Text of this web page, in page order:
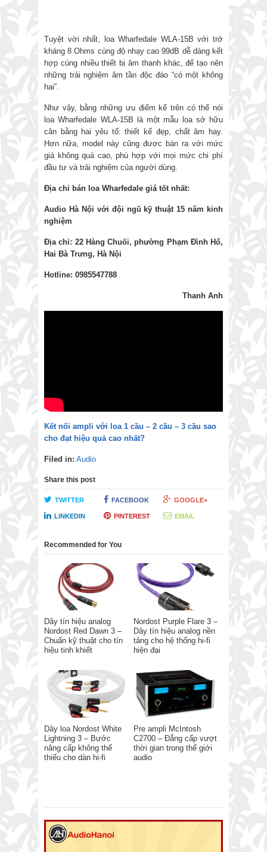
Tuyệt vời nhất, loa Wharfedale WLA-15B với trở
kháng 8 Ohms cùng độ nhạy cao 99dB dễ dàng kết
hợp cùng nhiều thiết bị âm thanh khác, để tạo nên
những trải nghiệm âm tần độc đáo “có một không
hai”.
Như vậy, bằng những ưu điểm kể trên có thể nói
loa Wharfedale WLA-15B là một mẫu loa sở hữu
cân bằng hai yêu tố: thiết kế đẹp, chất âm hay.
Hơn nữa, model này cũng được bán ra với mức
giá không quá cao, phù hợp với mọi mức chi phí
đầu tư và trải nghiệm của người dùng.
Địa chỉ bán loa Wharfedale giá tốt nhất:
Audio Hà Nội với đội ngũ kỹ thuật 15 năm kinh
nghiệm
Địa chỉ: 22 Hàng Chuối, phường Phạm Đình Hổ,
Hai Bà Trưng, Hà Nội
Hotline: 0985547788
Thanh Anh
Kết nối ampli với loa 1 cầu – 2 cầu – 3 cầu sao
cho đạt hiệu quả cao nhất?
Filed in: Audio
Share this post
TWITTER FACEBOOK GOOGLE+
LINKEDIN PINTEREST EMAIL
Recommended for You
Dây tín hiệu analog
Nordost Red Dawn 3 –
Chuẩn kỹ thuật cho tín
hiệu tinh khiết
Nordost Purple Flare 3 –
Dây tín hiệu analog nền
tảng cho hệ thống hi-fi
hiện đại
Dây loa Nordost White
Lightning 3 – Bước
nâng cấp không thể
thiếu cho dàn hi-fi
Pre ampli McIntosh
C2700 – Đẳng cấp vượt
thời gian trong thế giới
audio